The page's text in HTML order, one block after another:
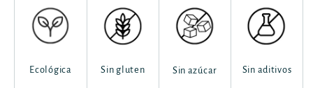
CARDAMOMO
-
Sin
-
CARDAMOMO
Sin
-
Ecológica Sin gluten Sin azúcar Sin aditivos